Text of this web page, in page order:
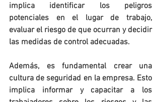
implica identificar los peligros
potenciales en el lugar de trabajo,
evaluar el riesgo de que ocurran y decidir
las medidas de control adecuadas.
Además, es fundamental crear una
cultura de seguridad en la empresa. Esto
implica informar y capacitar a los